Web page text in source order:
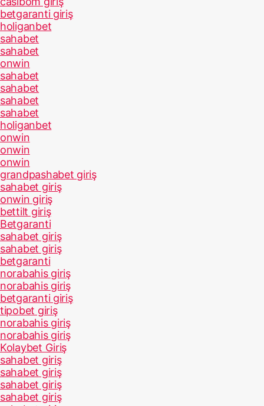
betgaranti giriş
holiganbet
sahabet
sahabet
onwin
sahabet
sahabet
sahabet
sahabet
holiganbet
onwin
onwin
onwin
grandpashabet giriş
sahabet giriş
onwin giriş
bettilt giriş
Betgaranti
sahabet giriş
sahabet giriş
betgaranti
norabahis giriş
norabahis giriş
betgaranti giriş
tipobet giriş
norabahis giriş
norabahis giriş
Kolaybet Giriş
sahabet giriş
sahabet giriş
sahabet giriş
sahabet giriş